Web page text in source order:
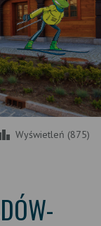
Wyświetleń (875)